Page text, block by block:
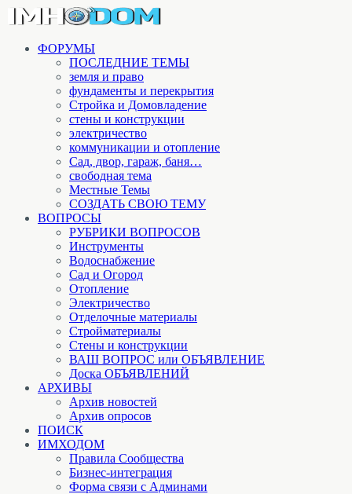
ФОРУМЫ
ПОСЛЕДНИЕ ТЕМЫ
земля и право
фундаменты и перекрытия
Стройка и Домовладение
стены и конструкции
электричество
коммуникации и отопление
Cад, двор, гараж, баня…
свободная тема
Местные Темы
СОЗДАТЬ СВОЮ ТЕМУ
ВОПРОСЫ
РУБРИКИ ВОПРОСОВ
Инструменты
Водоснабжение
Сад и Огород
Отопление
Электричество
Отделочные материалы
Стройматериалы
Стены и конструкции
ВАШ ВОПРОС или ОБЪЯВЛЕНИЕ
Доска ОБЪЯВЛЕНИЙ
АРХИВЫ
Архив новостей
Архив опросов
ПОИСК
ИМХОДОМ
Правила Сообщества
Бизнес-интеграция
Форма связи с Админами